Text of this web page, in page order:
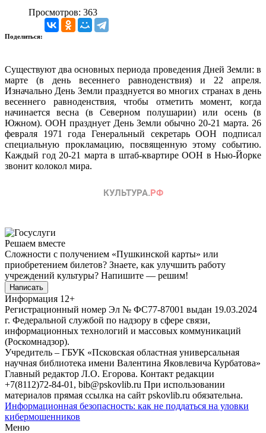
Просмотров: 363
Поделиться:
Существуют два основных периода проведения Дней Земли: в
марте (в день весеннего равноденствия) и 22 апреля.
Изначально День Земли празднуется во многих странах в день
весеннего равноденствия, чтобы отметить момент, когда
начинается весна (в Северном полушарии) или осень (в
Южном). ООН празднует День Земли обычно 20-21 марта. 26
февраля 1971 года Генеральный секретарь ООН подписал
специальную прокламацию, посвященную этому событию.
Каждый год 20-21 марта в штаб-квартире ООН в Нью-Йорке
звонит колокол мира.
Решаем вместе
Сложности с получением «Пушкинской карты» или
приобретением билетов? Знаете, как улучшить работу
учреждений культуры? Напишите — решим!
Написать
Информация 12+
Регистрационный номер Эл № ФС77-87001 выдан 19.03.2024
г. Федеральной службой по надзору в сфере связи,
информационных технологий и массовых коммуникаций
(Роскомнадзор).
Учредитель – ГБУК «Псковская областная универсальная
научная библиотека имени Валентина Яковлевича Курбатова»
Главный редактор Л.О. Егорова. Контакт редакции
+7(8112)72-84-01, bib@pskovlib.ru При использовании
материалов прямая ссылка на сайт pskovlib.ru обязательна.
Информационная безопасность: как не поддаться на уловки
кибермошенников
Меню